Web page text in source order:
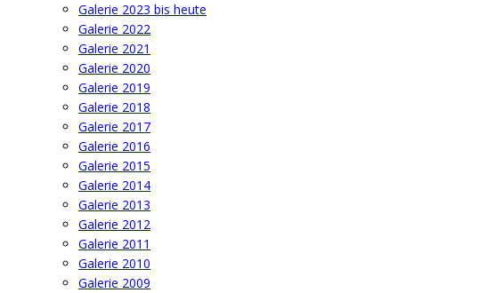
Galerie 2023 bis heute
Galerie 2022
Galerie 2021
Galerie 2020
Galerie 2019
Galerie 2018
Galerie 2017
Galerie 2016
Galerie 2015
Galerie 2014
Galerie 2013
Galerie 2012
Galerie 2011
Galerie 2010
Galerie 2009